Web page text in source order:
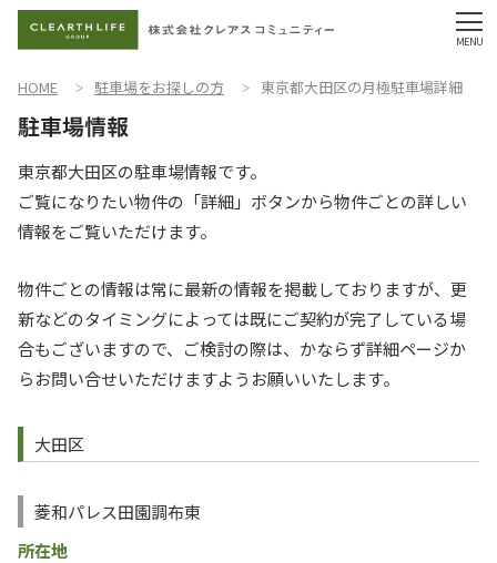
HOME 駐車場をお探しの方 東京都大田区の月極駐車場詳細
東京都大田区の駐車場情報です。
ご覧になりたい物件の「詳細」ボタンから物件ごとの詳しい
情報をご覧いただけます。
物件ごとの情報は常に最新の情報を掲載しておりますが、更
新などのタイミングによっては既にご契約が完了している場
合もございますので、ご検討の際は、かならず詳細ページか
らお問い合せいただけますようお願いいたします。
大田区
菱和パレス田園調布東
所在地